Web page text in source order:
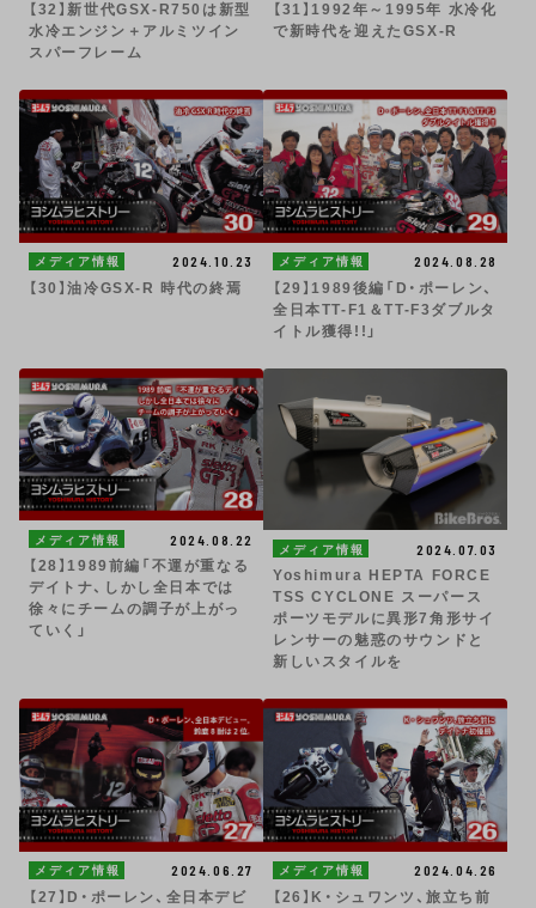
【32】新世代GSX-R750は新型
水冷エンジン＋アルミツイン
スパーフレーム
【31】1992年～1995年 水冷化
で新時代を迎えたGSX-R
メディア情報
2024.10.23
【30】油冷GSX-R 時代の終焉
メディア情報
2024.08.28
【29】1989後編「D・ポーレン、
全日本TT-F1＆TT-F3ダブルタ
イトル獲得!!」
メディア情報
2024.08.22
【28】1989前編「不運が重なる
デイトナ、しかし全日本では
徐々にチームの調子が上がっ
ていく」
メディア情報
2024.07.03
Yoshimura HEPTA FORCE
TSS CYCLONE スーパース
ポーツモデルに異形7角形サイ
レンサーの魅惑のサウンドと
新しいスタイルを
メディア情報
2024.06.27
【27】D・ポーレン、全日本デビ
メディア情報
2024.04.26
【26】K・シュワンツ、旅立ち前